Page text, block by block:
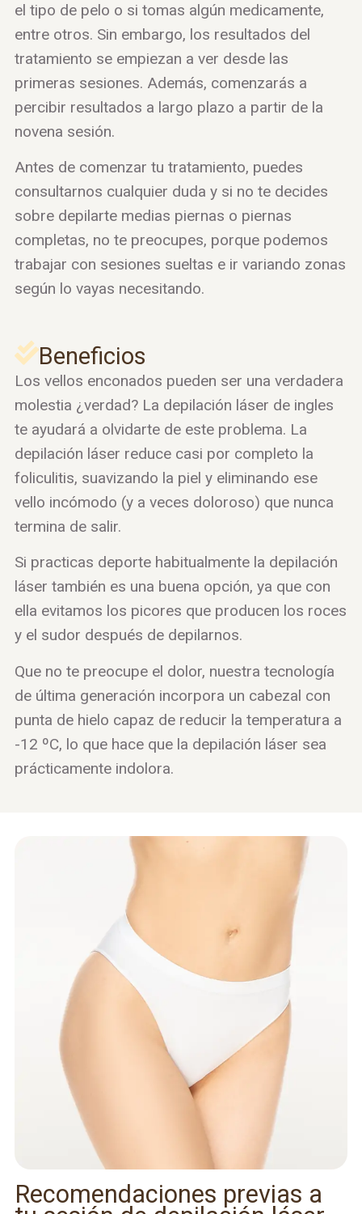
el tipo de pelo o si tomas algún medicamente,
entre otros. Sin embargo, los resultados del
tratamiento se empiezan a ver desde las
primeras sesiones. Además, comenzarás a
percibir resultados a largo plazo a partir de la
novena sesión.
Antes de comenzar tu tratamiento, puedes
consultarnos cualquier duda y si no te decides
sobre depilarte medias piernas o piernas
completas, no te preocupes, porque podemos
trabajar con sesiones sueltas e ir variando zonas
según lo vayas necesitando.
Beneficios
Los vellos enconados pueden ser una verdadera
molestia ¿verdad? La depilación láser de ingles
te ayudará a olvidarte de este problema. La
depilación láser reduce casi por completo la
foliculitis, suavizando la piel y eliminando ese
vello incómodo (y a veces doloroso) que nunca
termina de salir.
Si practicas deporte habitualmente la depilación
láser también es una buena opción, ya que con
ella evitamos los picores que producen los roces
y el sudor después de depilarnos.
Que no te preocupe el dolor, nuestra tecnología
de última generación incorpora un cabezal con
punta de hielo capaz de reducir la temperatura a
-12 ºC, lo que hace que la depilación láser sea
prácticamente indolora.
Recomendaciones previas a